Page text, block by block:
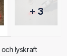
+ 3
lyskraft